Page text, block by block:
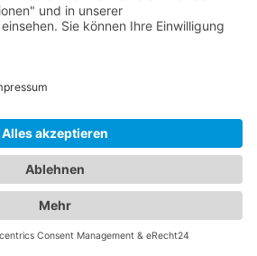
Vorteile vondas ist nah
und bleiben Ihren
Erinnerung.
29,- € im Monat.
Jetzt informieren